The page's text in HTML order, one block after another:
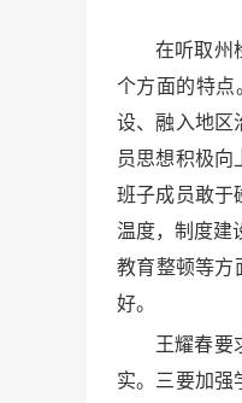
在听取州
个方面的特点
设、融入地区
员思想积极向
班子成员敢于
温度，制度建
教育整顿等方
好。
王耀春要
实。三要加强